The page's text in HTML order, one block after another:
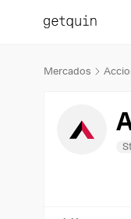
Mercados